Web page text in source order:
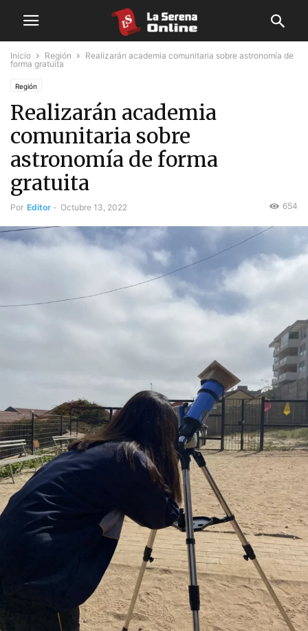
Inicio Región
Realizarán academia comunitaria sobre astronomía de
forma gratuita
Región
Realizarán academia
comunitaria sobre
astronomía de forma
gratuita
Por Editor - Octubre 13, 2022 654